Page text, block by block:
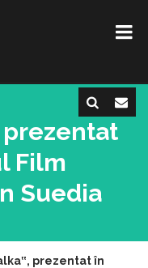
prezentat
Film
Suedia
prezentat în